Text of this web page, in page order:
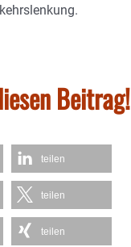
Beitrag!
teilen
teilen
teilen